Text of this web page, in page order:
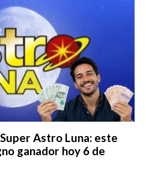
Astro Luna: este
ganador hoy 6 de